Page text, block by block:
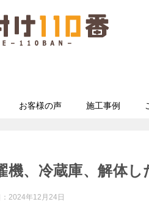
お客様の声 施工事例
機、冷蔵庫、解体
2024年12月24日